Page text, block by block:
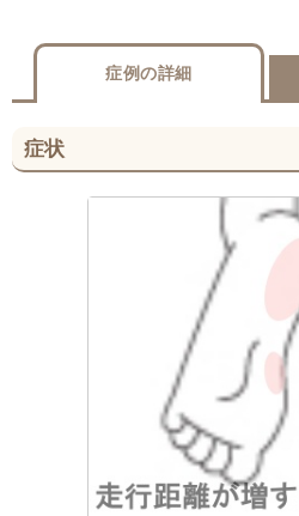
症例の詳細
症状